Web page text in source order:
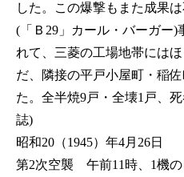
した。この爆撃もまた成果
(「Ｂ29」カール・バーガー
れて、三菱の工場地帯には
だ、隣接の平戸小屋町・稲
た。全半焼9戸・全壊1戸、
誌)
昭和20（1945）年4月26日
第2次空襲 午前11時、1機の